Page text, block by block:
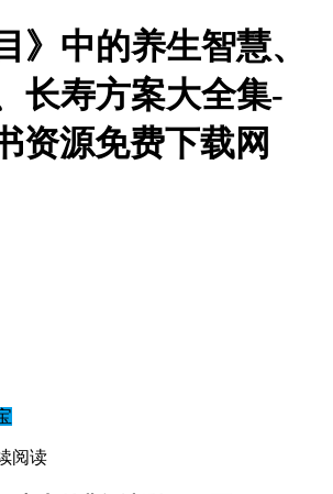
》中的养生智慧、
长寿方案大全集-
资源免费下载网
阅读